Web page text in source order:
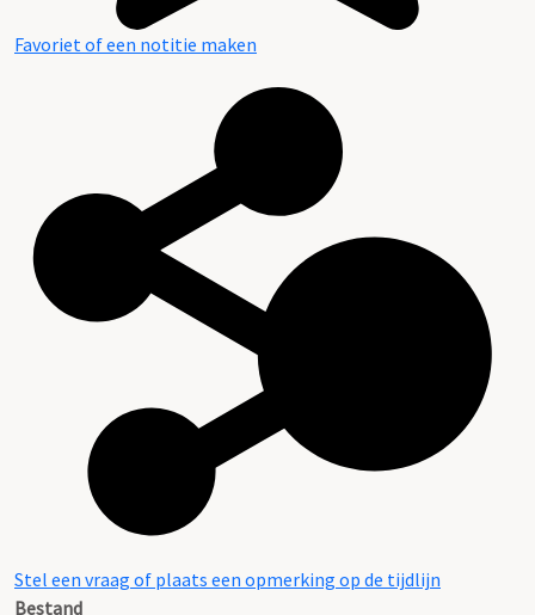
Favoriet of een notitie maken
Stel een vraag of plaats een opmerking op de tijdlijn
Bestand